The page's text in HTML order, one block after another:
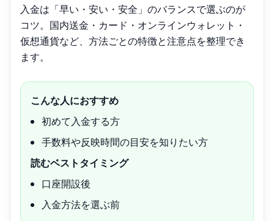
入金は「早い・安い・安全」のバランスで選ぶのが
コツ。国内送金・カード・オンラインウォレット・
仮想通貨など、方法ごとの特徴と注意点を整理でき
ます。
こんな人におすすめ
初めて入金する方
手数料や反映時間の目安を知りたい方
読むベストタイミング
口座開設後
入金方法を選ぶ前